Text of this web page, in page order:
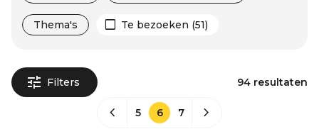
Thema's Te bezoeken (51)
Filters 94 resultaten
5 6 7